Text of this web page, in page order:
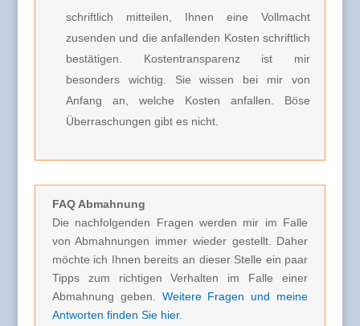
schriftlich mitteilen, Ihnen eine Vollmacht
zusenden und die anfallenden Kosten schriftlich
bestätigen. Kostentransparenz ist mir
besonders wichtig. Sie wissen bei mir von
Anfang an, welche Kosten anfallen. Böse
Überraschungen gibt es nicht.
FAQ Abmahnung
Die nachfolgenden Fragen werden mir im Falle
von Abmahnungen immer wieder gestellt. Daher
möchte ich Ihnen bereits an dieser Stelle ein paar
Tipps zum richtigen Verhalten im Falle einer
Abmahnung geben. Weitere Fragen und meine
Antworten finden Sie hier.